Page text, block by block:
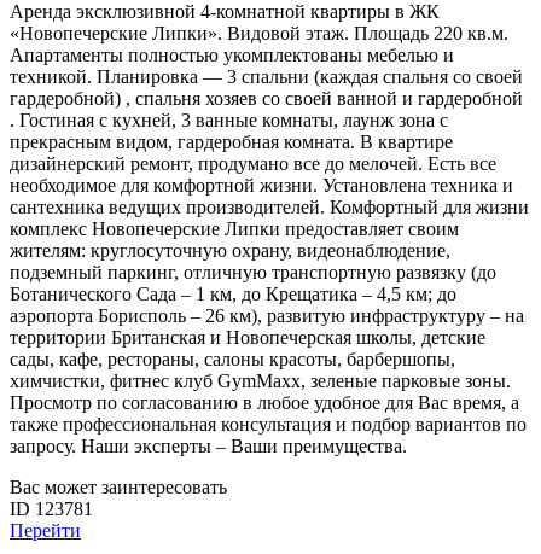
Аренда эксклюзивной 4-комнатной квартиры в ЖК
«Новопечерские Липки». Видовой этаж. Площадь 220 кв.м.
Апартаменты полностью укомплектованы мебелью и
техникой. Планировка — 3 спальни (каждая спальня со своей
гардеробной) , спальня хозяев со своей ванной и гардеробной
. Гостиная с кухней, 3 ванные комнаты, лаунж зона с
прекрасным видом, гардеробная комната. В квартире
дизайнерский ремонт, продумано все до мелочей. Есть все
необходимое для комфортной жизни. Установлена техника и
сантехника ведущих производителей. Комфортный для жизни
комплекс Новопечерские Липки предоставляет своим
жителям: круглосуточную охрану, видеонаблюдение,
подземный паркинг, отличную транспортную развязку (до
Ботанического Сада – 1 км, до Крещатика – 4,5 км; до
аэропорта Борисполь – 26 км), развитую инфраструктуру – на
территории Британская и Новопечерская школы, детские
сады, кафе, рестораны, салоны красоты, барбершопы,
химчистки, фитнес клуб GymMaxx, зеленые парковые зоны.
Просмотр по согласованию в любое удобное для Вас время, а
также профессиональная консультация и подбор вариантов по
запросу. Наши эксперты – Ваши преимущества.
Вас может заинтересовать
ID 123781
Перейти